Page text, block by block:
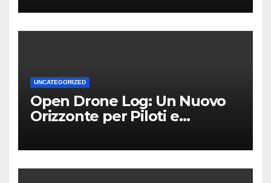
UNCATEGORIZED
Open Drone Log: Un Nuovo
Orizzonte per Piloti e